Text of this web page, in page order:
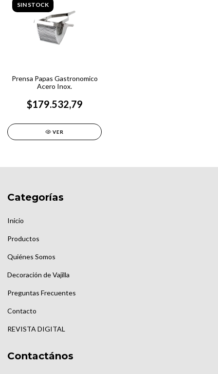
SIN STOCK
Prensa Papas Gastronomico
Acero Inox.
$179.532,79
VER
Categorías
Inicio
Productos
Quiénes Somos
Decoración de Vajilla
Preguntas Frecuentes
Contacto
REVISTA DIGITAL
Contactános